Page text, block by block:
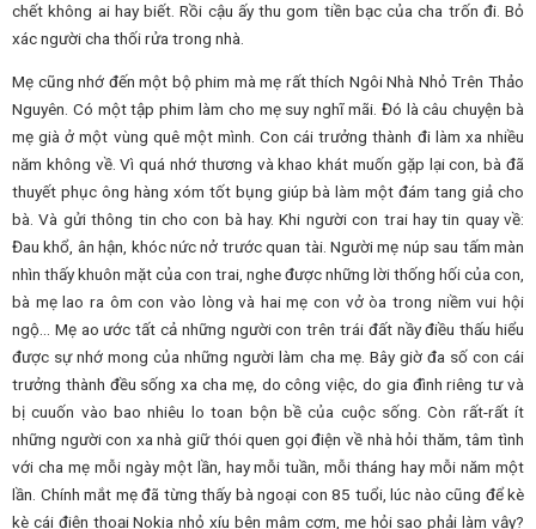
chết không ai hay biết. Rồi cậu ấy thu gom tiền bạc của cha trốn đi. Bỏ
xác người cha thối rửa trong nhà.
Mẹ cũng nhớ đến một bộ phim mà mẹ rất thích Ngôi Nhà Nhỏ Trên Thảo
Nguyên. Có một tập phim làm cho mẹ suy nghĩ mãi. Đó là câu chuyện bà
mẹ già ở một vùng quê một mình. Con cái trưởng thành đi làm xa nhiều
năm không về. Vì quá nhớ thương và khao khát muốn gặp lại con, bà đã
thuyết phục ông hàng xóm tốt bụng giúp bà làm một đám tang giả cho
bà. Và gửi thông tin cho con bà hay. Khi người con trai hay tin quay về:
Đau khổ, ân hận, khóc nức nở trước quan tài. Người mẹ núp sau tấm màn
nhìn thấy khuôn mặt của con trai, nghe được những lời thống hối của con,
bà mẹ lao ra ôm con vào lòng và hai mẹ con vở òa trong niềm vui hội
ngộ… Mẹ ao ước tất cả những người con trên trái đất nầy điều thấu hiểu
được sự nhớ mong của những người làm cha mẹ. Bây giờ đa số con cái
trưởng thành đều sống xa cha mẹ, do công việc, do gia đình riêng tư và
bị cuuốn vào bao nhiêu lo toan bộn bề của cuộc sống. Còn rất-rất ít
những người con xa nhà giữ thói quen gọi điện về nhà hỏi thăm, tâm tình
với cha mẹ mỗi ngày một lần, hay mỗi tuần, mỗi tháng hay mỗi năm một
lần. Chính mắt mẹ đã từng thấy bà ngoại con 85 tuổi, lúc nào cũng để kè
kè cái điện thoại Nokia nhỏ xíu bên mâm cơm, mẹ hỏi sao phải làm vậy?